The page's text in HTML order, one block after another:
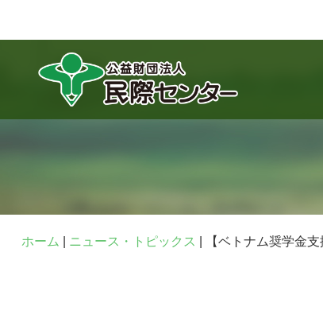
ホーム ニュース・トピックス 【ベトナム奨学金